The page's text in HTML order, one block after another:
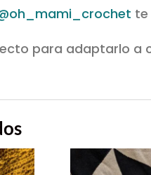
te
para adaptarlo a